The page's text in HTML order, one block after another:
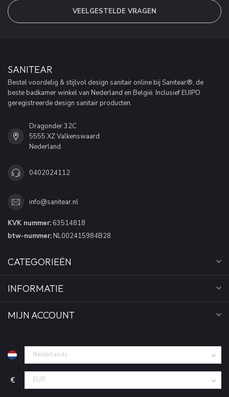
VEELGESTELDE VRAGEN
SANITEAR
Bestel voordelig & stijlvol design sanitair online bij Sanitear®, de
beste badkamer winkel van Nederland en België. Inclusief EUIPO
geregistreerde design sanitair producten.
Dragonder 32C
5555 XZ Valkenswaard
Nederland
0402024112
info@sanitear.nl
KVK nummer: 63514818
btw-nummer: NL002415984B28
CATEGORIEËN
INFORMATIE
MIJN ACCOUNT
€